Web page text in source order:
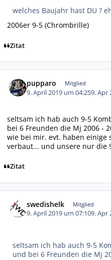
welches Baujahr hast DU ?
2006er 9-5 (Chrombrille)
Zitat
pupparo Mitglied
9. April 2019 um 04:259. Apr
seltsam ich hab auch 9-5
bei 6 Freunden die Mj 2006 -
wie bei mir. evt. haben einige
verbaut... und unsere nur die
Zitat
swedishelk Mitglied
9. April 2019 um 07:109. Apr
seltsam ich hab auch 9-5
und bei 6 Freunden die Mj